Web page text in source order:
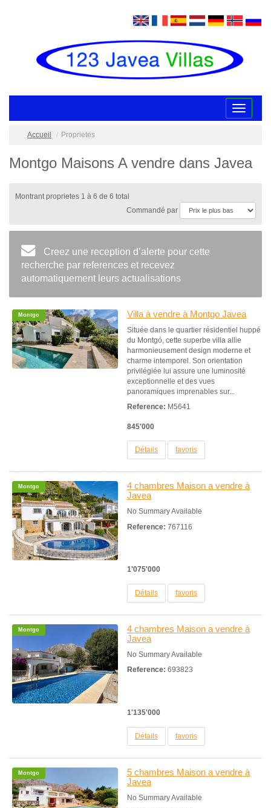
Toggle
Accueil
Proprietes
Montgo Maisons A vendre dans Javea
Montrant proprietes 1 à 6 de 6 total
Commandé par
Creez une reception d’alerte pour cette
recherche par references et recevez
automatiquement leurs actualisations
Montgo Villa à vendre à Montgo Javea
Située dans le quartier résidentiel huppé
du Montgó, cette superbe villa allie
harmonieusement design moderne et
charme intemporel. Son orientation
privilégiée lui assure une luminosité
exceptionnelle et des vues
panoramiques imprenables sur...
Reference: M5641
845'000
Détails favoris
Montgo
4 chambres Maison a vendre à
Javea
No Summary Available
Reference: 767116
1'075'000
Détails favoris
Montgo
4 chambres Maison a vendre à
Javea
No Summary Available
Reference: 693823
1'135'000
Détails favoris
Montgo
5 chambres Maison a vendre à
Javea
No Summary Available